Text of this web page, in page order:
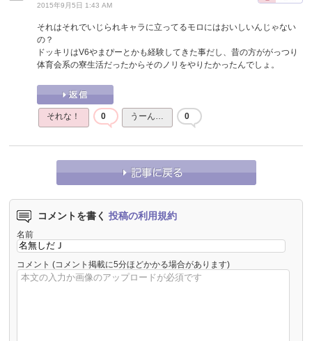
2015年9月5日 1:43 AM
それはそれでいじられキャラに立ってるモロにはおいしいんじゃない
の？
ドッキリはV6やまぴーとかも経験してきた事だし、昔の方ががっつり
体育会系の寮生活だったからそのノリをやりたかったんでしょ。
それな！ 0 うーん… 0
コメントを書く 投稿の利用規約
名前
コメント (コメント掲載に5分ほどかかる場合があります)